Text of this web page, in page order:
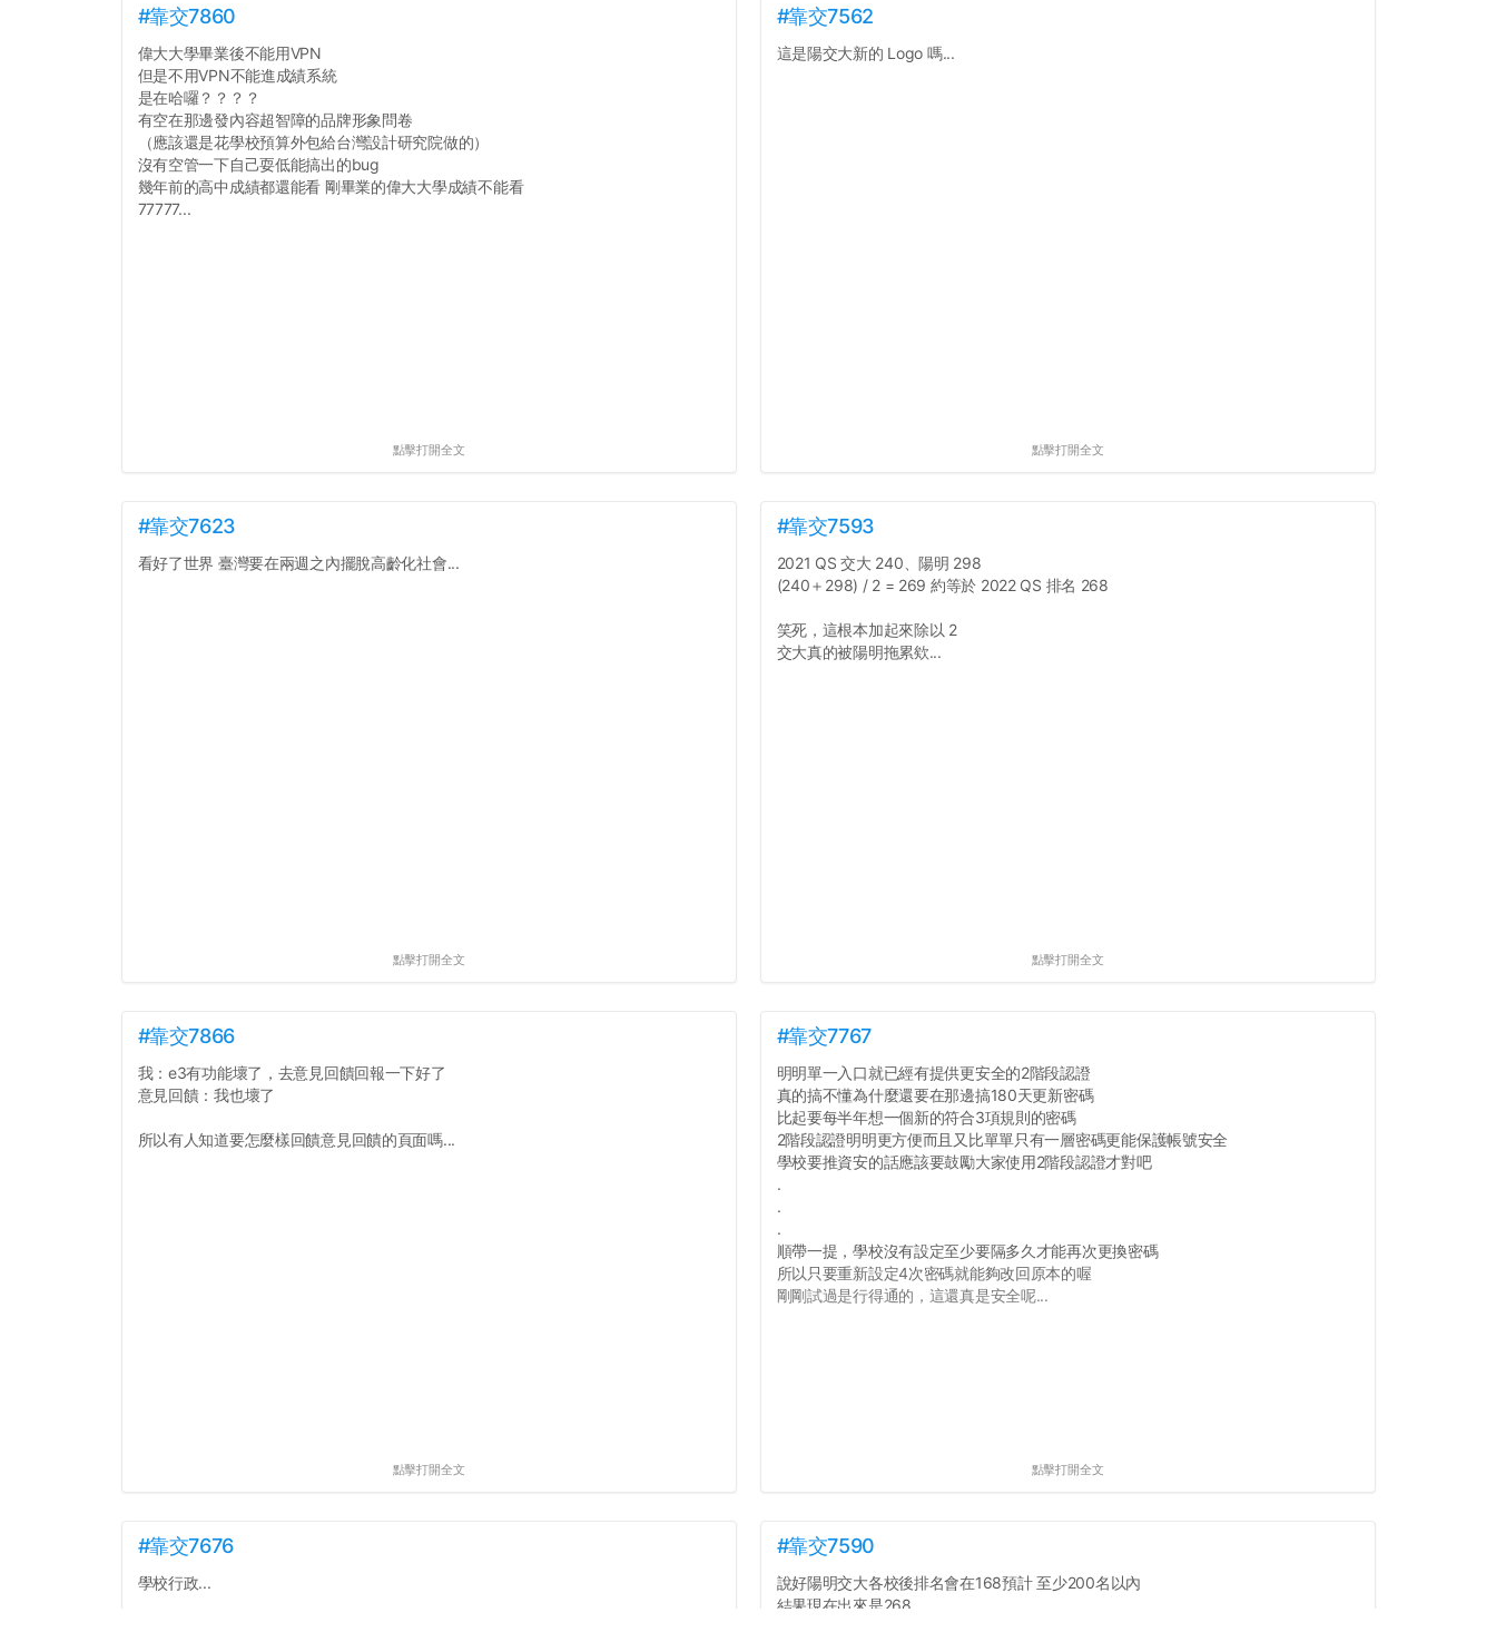
#靠交7860
偉大大學畢業後不能用VPN
但是不用VPN不能進成績系統
是在哈囉？？？？
有空在那邊發內容超智障的品牌形象問卷
（應該還是花學校預算外包給台灣設計研究院做的）
沒有空管一下自己耍低能搞出的bug
幾年前的高中成績都還能看 剛畢業的偉大大學成績不能看
77777...
點擊打開全文
#靠交7562
這是陽交大新的 Logo 嗎...
點擊打開全文
#靠交7623
看好了世界 臺灣要在兩週之內擺脫高齡化社會...
點擊打開全文
#靠交7593
2021 QS 交大 240、陽明 298
(240＋298) / 2 = 269 約等於 2022 QS 排名 268
笑死，這根本加起來除以 2
交大真的被陽明拖累欸...
點擊打開全文
#靠交7866
我：e3有功能壞了，去意見回饋回報一下好了
意見回饋：我也壞了
所以有人知道要怎麼樣回饋意見回饋的頁面嗎...
點擊打開全文
#靠交7767
明明單一入口就已經有提供更安全的2階段認證
真的搞不懂為什麼還要在那邊搞180天更新密碼
比起要每半年想一個新的符合3項規則的密碼
2階段認證明明更方便而且又比單單只有一層密碼更能保護帳號安全
學校要推資安的話應該要鼓勵大家使用2階段認證才對吧
.
.
.
順帶一提，學校沒有設定至少要隔多久才能再次更換密碼
所以只要重新設定4次密碼就能夠改回原本的喔
剛剛試過是行得通的，這還真是安全呢...
點擊打開全文
#靠交7676
學校行政...
#靠交7590
說好陽明交大各校後排名會在168預計 至少200名以內
結果現在出來是268